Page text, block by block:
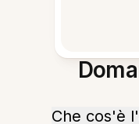
Che cos'è